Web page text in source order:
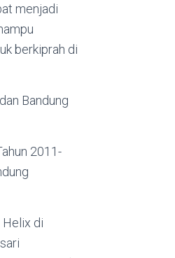
menjadi
berkiprah di
Bandung
2011-
Helix di